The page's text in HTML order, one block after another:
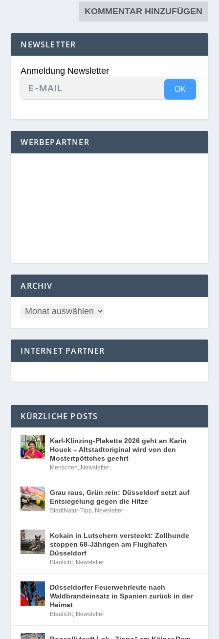
NEWSLETTER
Anmeldung Newsletter
OK
WERBEPARTNER
ARCHIV
INTERNET PARTNER
KÜRZLICHE POSTS
Karl-Klinzing-Plakette 2026 geht an Karin
Houck – Altstadtoriginal wird von den
Mostertpöttches geehrt
Menschen, Newsletter
Grau raus, Grün rein: Düsseldorf setzt auf
Entsiegelung gegen die Hitze
StadtNatur-Tipp, Newsletter
Kokain in Lutschern versteckt: Zollhunde
stoppen 68-Jährigen am Flughafen
Düsseldorf
Blaulicht, Newsletter
Düsseldorfer Feuerwehrleute nach
Waldbrandeinsatz in Spanien zurück in der
Heimat
Blaulicht, Newsletter